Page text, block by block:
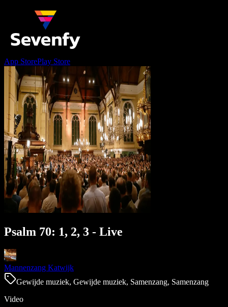
App StorePlay Store
Psalm 70: 1, 2, 3 - Live
Mannenzang Katwijk
Gewijde muziek, Gewijde muziek, Samenzang, Samenzang
Video